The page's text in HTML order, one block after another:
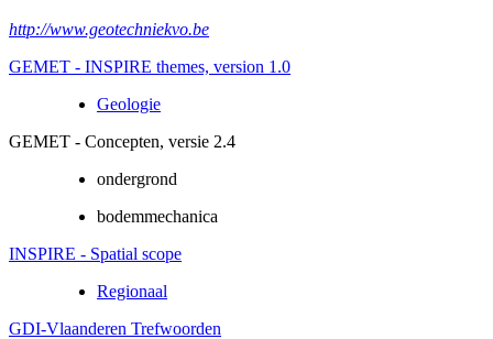
http://www.geotechniekvo.be
GEMET - INSPIRE themes, version 1.0
Geologie
GEMET - Concepten, versie 2.4
ondergrond
bodemmechanica
INSPIRE - Spatial scope
Regionaal
GDI-Vlaanderen Trefwoorden